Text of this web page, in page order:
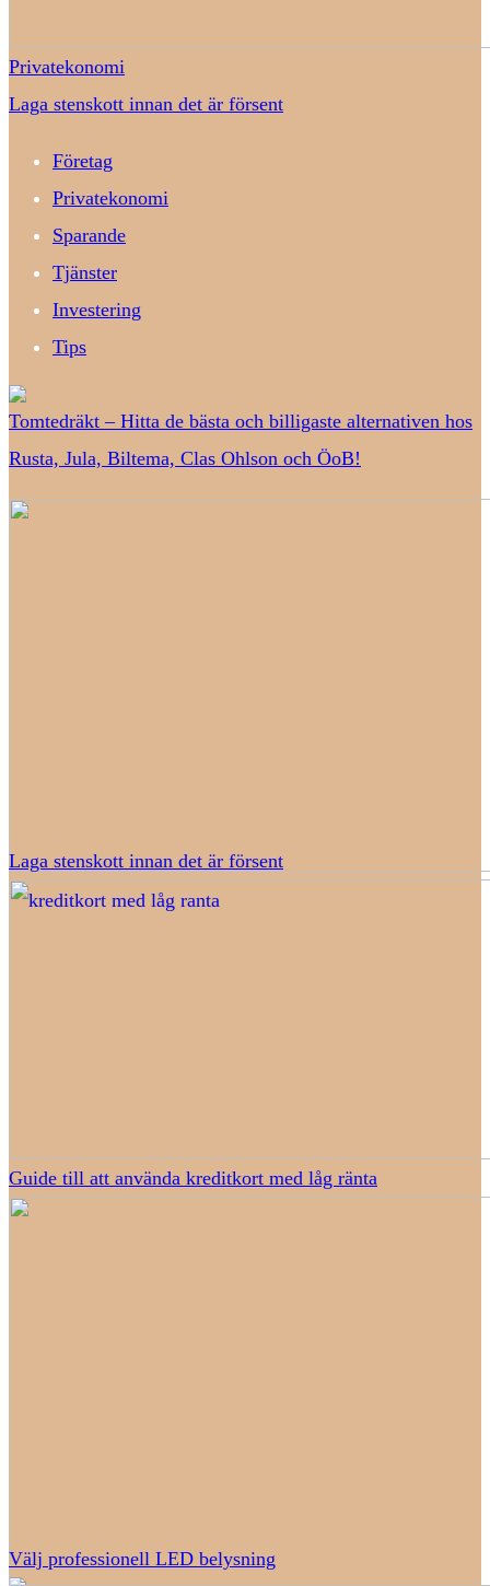
Privatekonomi
Laga stenskott innan det är försent
Företag
Privatekonomi
Sparande
Tjänster
Investering
Tips
Tomtedräkt – Hitta de bästa och billigaste alternativen hos
Rusta, Jula, Biltema, Clas Ohlson och ÖoB!
Laga stenskott innan det är försent
Guide till att använda kreditkort med låg ränta
Välj professionell LED belysning